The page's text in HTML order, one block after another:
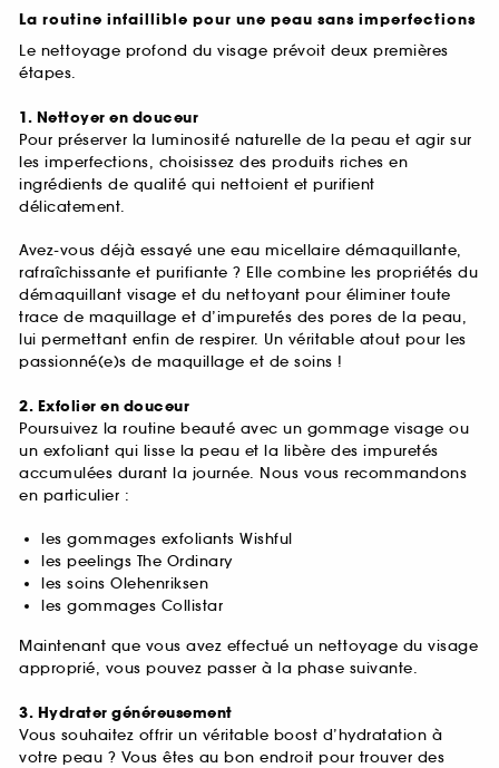
La routine infaillible pour une peau sans imperfections
Le nettoyage profond du visage prévoit deux premières
étapes.
1. Nettoyer en douceur
Pour préserver la luminosité naturelle de la peau et agir sur
les imperfections, choisissez des produits riches en
ingrédients de qualité qui nettoient et purifient
délicatement.
Avez-vous déjà essayé une eau micellaire démaquillante,
rafraîchissante et purifiante ? Elle combine les propriétés du
démaquillant visage et du nettoyant pour éliminer toute
trace de maquillage et d’impuretés des pores de la peau,
lui permettant enfin de respirer. Un véritable atout pour les
passionné(e)s de maquillage et de soins !
2. Exfolier en douceur
Poursuivez la routine beauté avec un gommage visage ou
un exfoliant qui lisse la peau et la libère des impuretés
accumulées durant la journée. Nous vous recommandons
en particulier :
les gommages exfoliants Wishful
les peelings The Ordinary
les soins Olehenriksen
les gommages Collistar
Maintenant que vous avez effectué un nettoyage du visage
approprié, vous pouvez passer à la phase suivante.
3. Hydrater généreusement
Vous souhaitez offrir un véritable boost d’hydratation à
votre peau ? Vous êtes au bon endroit pour trouver des